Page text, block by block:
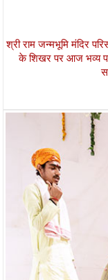
श्री राम जन्मभूमि मंदिर
के शिखर पर आज भव्य